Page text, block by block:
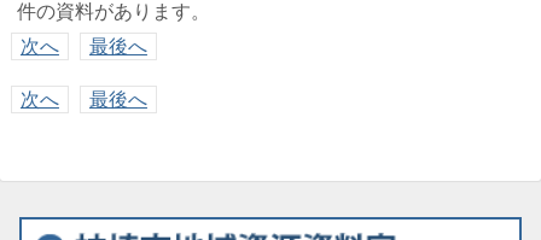
件の資料があります。
次へ
最後へ
次へ 最後へ